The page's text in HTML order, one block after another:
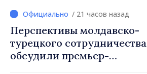
/ 21 часов назад
Перспективы молдавско-
турецкого сотрудничества
обсудили премьер-